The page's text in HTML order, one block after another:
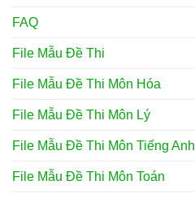
FAQ
File Mẫu Đề Thi
File Mẫu Đề Thi Môn Hóa
File Mẫu Đề Thi Môn Lý
File Mẫu Đề Thi Môn Tiếng Anh
File Mẫu Đề Thi Môn Toán